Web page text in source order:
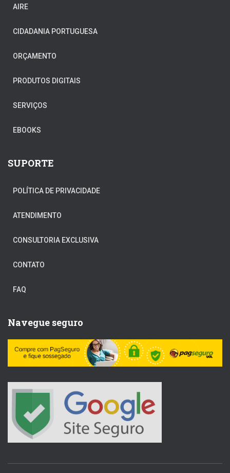
AIRE
CIDADANIA PORTUGUESA
ORÇAMENTO
PRODUTOS DIGITAIS
SERVIÇOS
EBOOKS
SUPORTE
POLÍTICA DE PRIVACIDADE
ATENDIMENTO
CONSULTORIA EXCLUSIVA
CONTATO
FAQ
Navegue seguro